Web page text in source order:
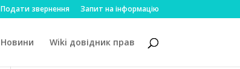
Подати звернення Запит на інформацію
Новини Wiki довідник прав